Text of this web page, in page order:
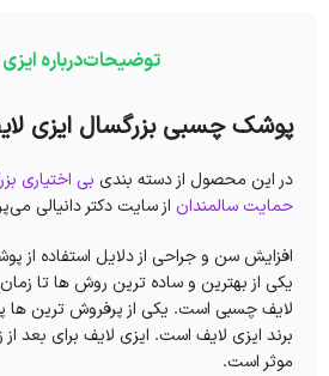
توضیحاتدرباره
پوشک چسبی بزرگسال ایزی
در این محصول از دسته بندی بی اختیاری
حمایت سالمندان از سایت دکتر دانیالی
افزایش سن و جراحی از دلایل استفاده از
یکی از بهترین و ساده ترین روش ها تا زمان
لایف چسبی است. یکی از پرفروش ترین
برند ایزی لایف است. ایزی لایف برای بعد از
موثر است.